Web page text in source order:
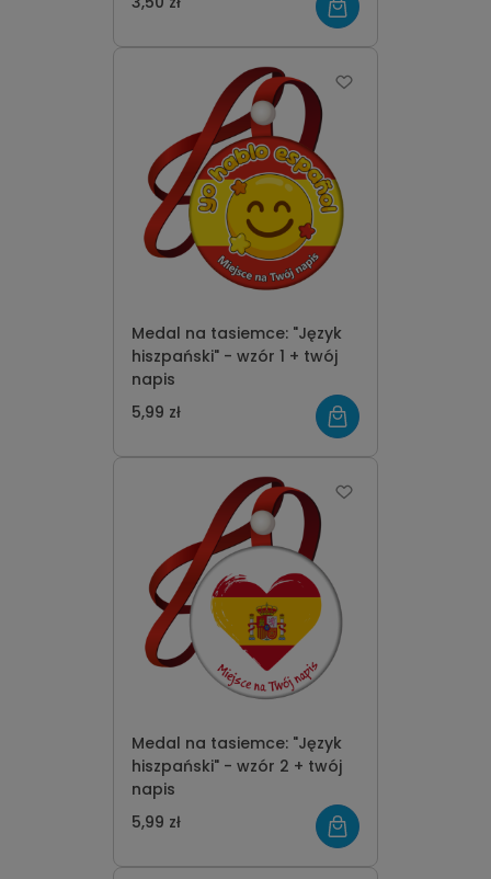
Medal na tasiemce: "Język
hiszpański" - wzór 1 + twój
napis
5,99 zł
Medal na tasiemce: "Język
hiszpański" - wzór 2 + twój
napis
5,99 zł